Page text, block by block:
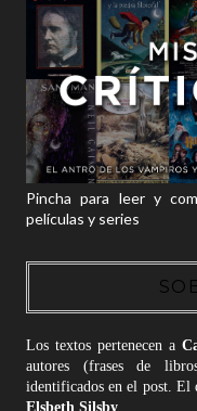
Pincha para leer y
películas y series
Los textos pertenecen a
autores (frases de
identificados en el post. El
Elsbeth Silsby.